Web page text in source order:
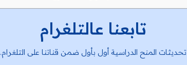
تابعنا عالتلغرام
تحديثات المنح الدراسية أول بأول ضمن قناتنا على التلغرام.